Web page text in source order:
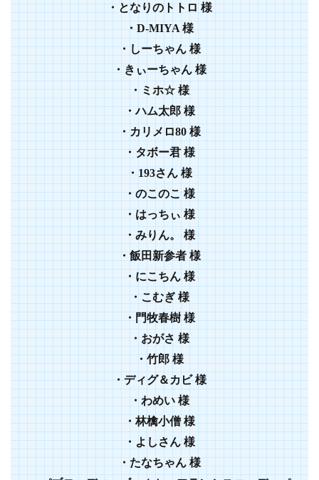
・となりのトトロ 様
・D-MIYA 様
・しーちゃん 様
・きぃーちゃん 様
・ミホ☆ 様
・ハム太郎 様
・カリメロ80 様
・タボー君 様
・193さん 様
・のこのこ 様
・はっちぃ 様
・みりん。 様
・飯田新参者 様
・にこちん 様
・こむぎ 様
・門牧春樹 様
・おがさ 様
・竹郎 様
・ディグ＆カビ 様
・わめい 様
・林檎小僧 様
・よしさん 様
・たなちゃん 様